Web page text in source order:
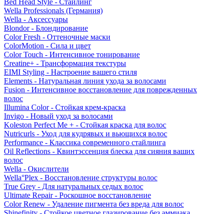
Bed Head Style - Стайлинг
Wella Professionals (Германия)
Wella - Аксессуары
Blondor - Блондирование
Color Fresh - Оттеночные маски
ColorMotion - Сила и цвет
Color Touch - Интенсивное тонирование
Creatine+ - Трансформация текстуры
EIMI Styling - Настроение вашего стиля
Elements - Натуральная линия ухода за волосами
Fusion - Интенсивное восстановление для поврежденных
волос
Illumina Color - Стойкая крем-краска
Invigo - Новый уход за волосами
Koleston Perfect Me + - Стойкая краска для волос
Nutricurls - Уход для кудрявых и вьющихся волос
Performance - Классика современного стайлинга
Oil Reflections - Квинтэссенция блеска для сияния ваших
волос
Wella - Окислители
Wella°Plex - Восстановление структуры волос
True Grey - Для натуральных седых волос
Ultimate Repair - Роскошное восстановление
Color Renew - Удаление пигмента без вреда для волос